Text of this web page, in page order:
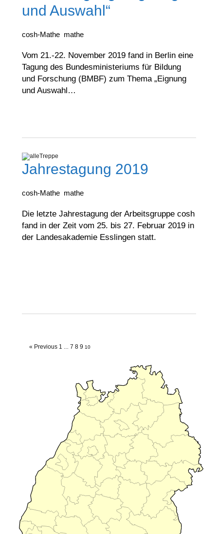
und Auswahl“
cosh-Mathe mathe
Vom 21.-22. November 2019 fand in Berlin eine
Tagung des Bundesministeriums für Bildung
und Forschung (BMBF) zum Thema „Eignung
und Auswahl…
Jahrestagung 2019
cosh-Mathe mathe
Die letzte Jahrestagung der Arbeitsgruppe cosh
fand in der Zeit vom 25. bis 27. Februar 2019 in
der Landesakademie Esslingen statt.
« Previous 1 7 8 9 10